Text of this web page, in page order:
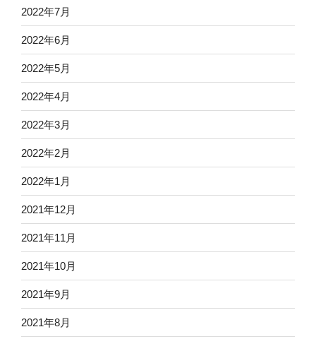
2022年7月
2022年6月
2022年5月
2022年4月
2022年3月
2022年2月
2022年1月
2021年12月
2021年11月
2021年10月
2021年9月
2021年8月